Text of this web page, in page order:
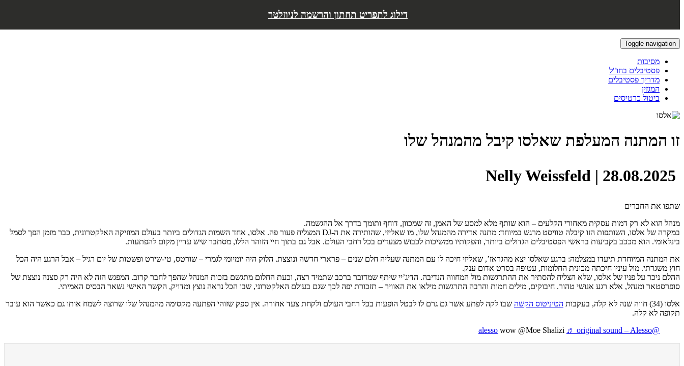
דילוג לתפריט
דילוג לתגובות
דילוג לכתבות נוספות
דילוג לתפריט תחתון והרשמה לניוזלטר
Toggle navigation
מסיבות
פסטיבלים בחו"ל
מדריך פסטיבלים
המגזין
ביטול כרטיסים
זו המתנה המעלפת שאלסו קיבל מהמנהל שלו
| 28.08.2025
שתפו את החברים
מנהל הוא לא רק דמות עסקית מאחורי הקלעים – הוא שותף מלא למסע של האמן, זה שמכוון, דוחף ותומך בדרך אל ההגשמה.
במקרה של אלסו, השותפות הזו קיבלה טוויסט מרגש במיוחד: מתנה אדירה מהמנהל שלו, מו שאליזי, שהותירה את ה-DJ המצליח פעור פה. אלסו, אחד השמות הגדולים ביותר בעולם המוזיקה האלקטרונית, כבר מזמן הפך לסמל
בינלאומי. הוא מככב בקביעות בראשי הפסטיבלים הגדולים ביותר, והפקותיו ממשיכות לכבוש מצעדים בכל רחבי העולם. אבל גם בתוך חיי הזוהר הללו, מסתבר שיש עדיין מקום להפתעות.
את המתנה המיוחדת תיעדו במצלמה: ברגע שאלסו יצא מהגראז’, שאליזי חיכה לו עם המתנה שעליה חלם שנים – פרארי חדשה ונוצצת. הלוק היה יומיומי לגמרי – שורטס, טי-שירט ופשטות של יום רגיל – אבל הרגע היה הכל
חוץ משגרתי. מול עיניו חיכתה מכונית החלומות, עטופה בסרט אדום ענק.
ההלם ניכר על פניו של אלסו, שלא הצליח להסתיר את ההתרגשות מול המחווה הנדיבה. הדיג’יי שיתף שמדובר ברכב שתמיד רצה, וכעת החלום מתגשם בזכות המנהל שהפך לחבר קרוב. המפגש הזה לא היה רק סצנה נוצצת של
סופרסטאר ומנהל, אלא רגע אנושי טהור. חיבוקים, מילים חמות והרבה התרגשות מילאו את האוויר – תזכורת יפה לכך שגם בעולם האלקטרוני, שבו הכל נראה נוצץ ומדויק, הקשר האישי נשאר הבסיס האמיתי.
אלסו (34) חווה שנה לא קלה, בעקבות
הטיניטוס הקשה שבו לקה לפתע אשר גם גרם לו לבטל הופעות בכל רחבי העולם ולקחת צעד אחורה. אין ספק שזוהי הפתעה מקסימה מהמנהל שלו שרוצה לשמח אותו גם כאשר הוא עובר
תקופה לא קלה.
@alesso
wow @Moe Shalizi ♬ original sound – Alesso